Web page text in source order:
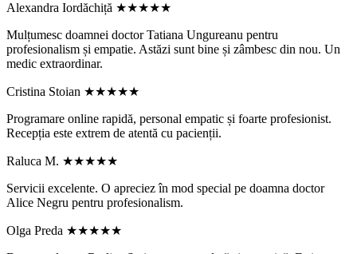
Alexandra Iordăchiță ★★★★★
Mulțumesc doamnei doctor Tatiana Ungureanu pentru
profesionalism și empatie. Astăzi sunt bine și zâmbesc din nou. Un
medic extraordinar.
Cristina Stoian ★★★★★
Programare online rapidă, personal empatic și foarte profesionist.
Recepția este extrem de atentă cu pacienții.
Raluca M. ★★★★★
Servicii excelente. O apreciez în mod special pe doamna doctor
Alice Negru pentru profesionalism.
Olga Preda ★★★★★